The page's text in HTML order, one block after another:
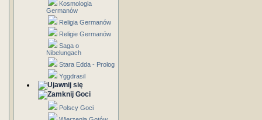
Kosmologia
Germanów
Religia Germanów
Religie Germanów
Saga o
Nibelungach
Stara Edda - Prolog
Yggdrasil
Goci
Polscy Goci